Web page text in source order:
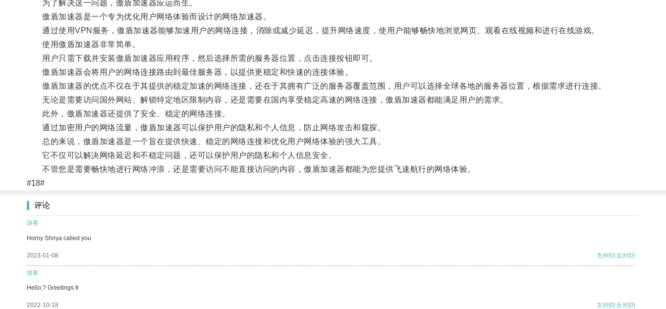
为了解决这一问题，傲盾加速器应运而生。
傲盾加速器是一个专为优化用户网络体验而设计的网络加速器。
通过使用VPN服务，傲盾加速器能够加速用户的网络连接，消除或减少延迟，提升网络速度，使用户能够畅快地浏览网页、观看在线视频和进行在线游戏。
使用傲盾加速器非常简单。
用户只需下载并安装傲盾加速器应用程序，然后选择所需的服务器位置，点击连接按钮即可。
傲盾加速器会将用户的网络连接路由到最佳服务器，以提供更稳定和快速的连接体验。
傲盾加速器的优点不仅在于其提供的稳定加速的网络连接，还在于其拥有广泛的服务器覆盖范围，用户可以选择全球各地的服务器位置，根据需求进行连接。
无论是需要访问国外网站、解锁特定地区限制内容，还是需要在国内享受稳定高速的网络连接，傲盾加速器都能满足用户的需求。
此外，傲盾加速器还提供了安全、稳定的网络连接。
通过加密用户的网络流量，傲盾加速器可以保护用户的隐私和个人信息，防止网络攻击和窥探。
总的来说，傲盾加速器是一个旨在提供快速、稳定的网络连接和优化用户网络体验的强大工具。
它不仅可以解决网络延迟和不稳定问题，还可以保护用户的隐私和个人信息安全。
不管您是需要畅快地进行网络冲浪，还是需要访问不能直接访问的内容，傲盾加速器都能为您提供飞速航行的网络体验。
#18#
评论
游客
Horny Shriya called you
2023-01-08 支持[0] 反对[0]
游客
Hello,? Greetings fr
2022-10-18 支持[0] 反对[0]